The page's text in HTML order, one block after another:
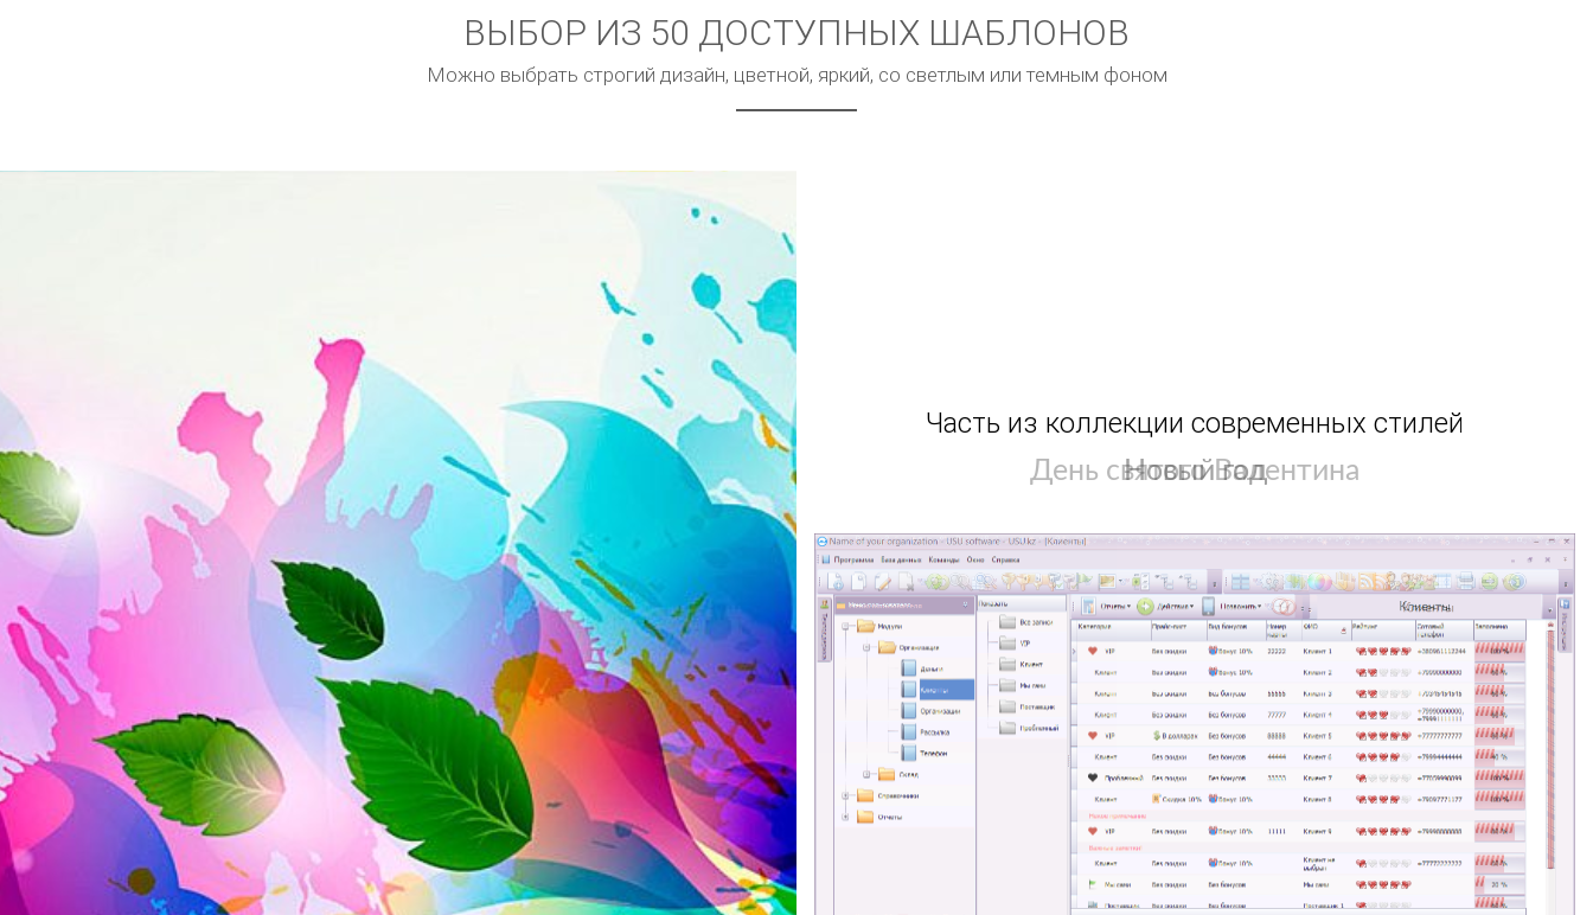
ВЫБОР ИЗ 50 ДОСТУПНЫХ ШАБЛОНОВ
Можно выбрать строгий дизайн, цветной, яркий, со светлым или темным фоном
Часть из коллекции современных стилей
Светлый фон
Новый год